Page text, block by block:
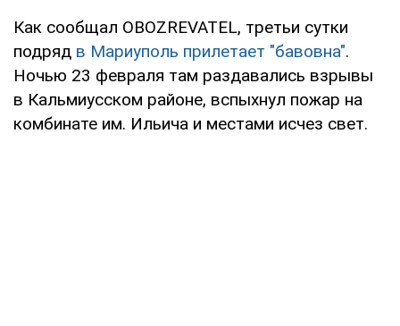
Как сообщал OBOZREVATEL, третьи сутки
подряд в Мариуполь прилетает "бавовна".
Ночью 23 февраля там раздавались взрывы
в Кальмиусском районе, вспыхнул пожар на
комбинате им. Ильича и местами исчез свет.